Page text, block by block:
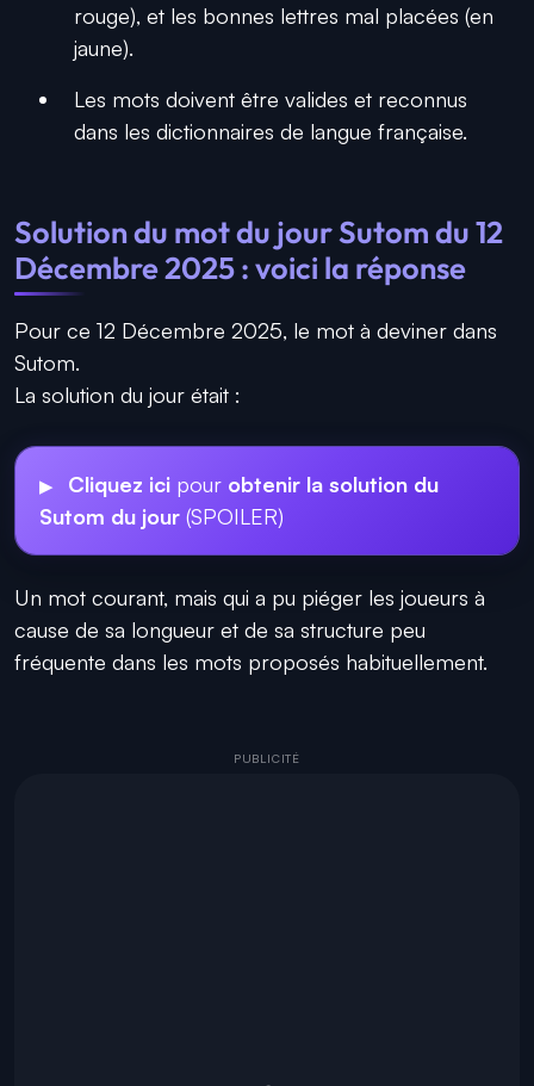
rouge), et les bonnes lettres mal placées (en
jaune).
Les mots doivent être valides et reconnus
dans les dictionnaires de langue française.
Solution du mot du jour Sutom du 12
Décembre 2025 : voici la réponse
Pour ce 12 Décembre 2025, le mot à deviner dans
Sutom.
La solution du jour était :
Cliquez ici pour obtenir la solution du
Sutom du jour (SPOILER)
Un mot courant, mais qui a pu piéger les joueurs à
cause de sa longueur et de sa structure peu
fréquente dans les mots proposés habituellement.